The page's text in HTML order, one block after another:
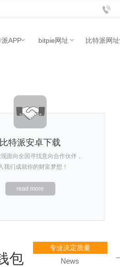
派APP bitpie网址 比特派网址
比特派安卓下载
面向全国寻找意向合作伙伴，
我们成就你的财富梦想！
read more
包
专业决定质量
News